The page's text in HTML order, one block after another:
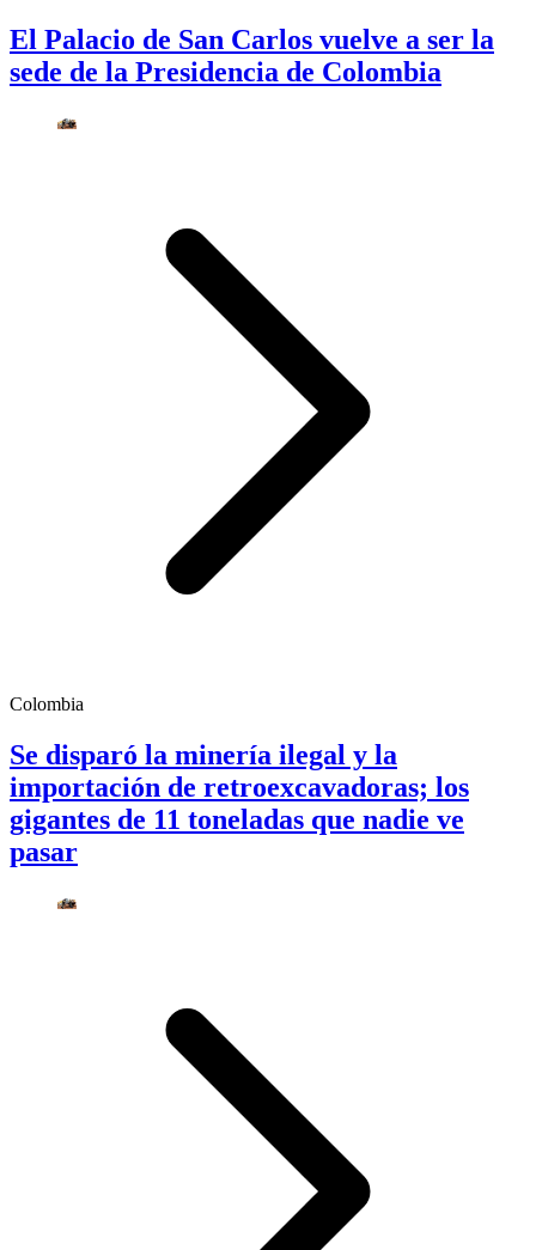
El Palacio de San Carlos vuelve a ser la
sede de la Presidencia de Colombia
Colombia
Se disparó la minería ilegal y la
importación de retroexcavadoras; los
gigantes de 11 toneladas que nadie ve
pasar